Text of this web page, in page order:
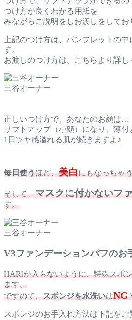
つけ方が良くわかる用紙を
みながらご説明をしお渡しをしてお
上記のつけ方は、パンフレットの
す。
お渡しのつけ方は、こちらより詳し
三谷オーナー
正しいつけ方で、あなたのお顔は…
リフトアップ（小顔）になり、薄付
1日ツヤ感溢れる肌が続きますよ♪
毎日使うほど、美白にもなっちゃ
そして、マスクに付かないフ
す。
三谷オーナー
V3ファンデーションパフのお
HARIが入らないように、特殊スポ
ます。
ですので、スポンジを水洗いはNG
スポンジのお手入れ方法は下記をご